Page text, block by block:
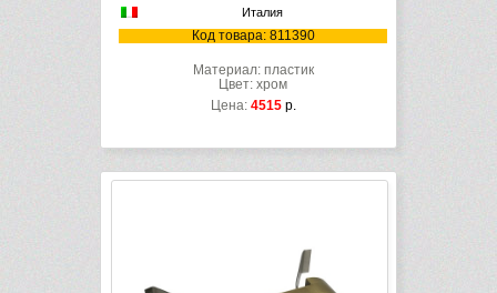
Италия
Код товара: 811390
Материал: пластик
Цвет: хром
Цена: 4515р.